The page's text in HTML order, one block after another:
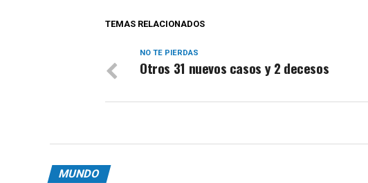
TEMAS RELACIONADOS
NO TE PIERDAS
Otros 31 nuevos casos y 2 decesos
MUNDO